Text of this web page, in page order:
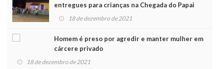
entregues para crianças na Chegada do Papai
Noel
18 de dezembro de 2021
Homem é preso por agredir e manter mulher em
cárcere privado
18 de dezembro de 2021